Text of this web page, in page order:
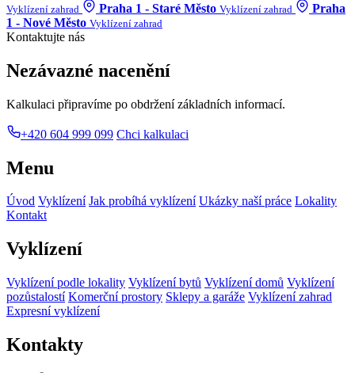
Vyklízení zahrad Praha 1 - Staré Město Vyklízení zahrad
Praha
1 - Nové Město Vyklízení zahrad
Kontaktujte nás
Nezávazné nacenění
Kalkulaci připravíme po obdržení základních informací.
+420 604 999 099 Chci kalkulaci
Menu
Úvod Vyklízení Jak probíhá vyklízení Ukázky naší práce Lokality
Kontakt
Vyklízení
Vyklízení podle lokality Vyklízení bytů Vyklízení domů Vyklízení
pozůstalostí Komerční prostory Sklepy a garáže Vyklízení zahrad
Expresní vyklízení
Kontakty